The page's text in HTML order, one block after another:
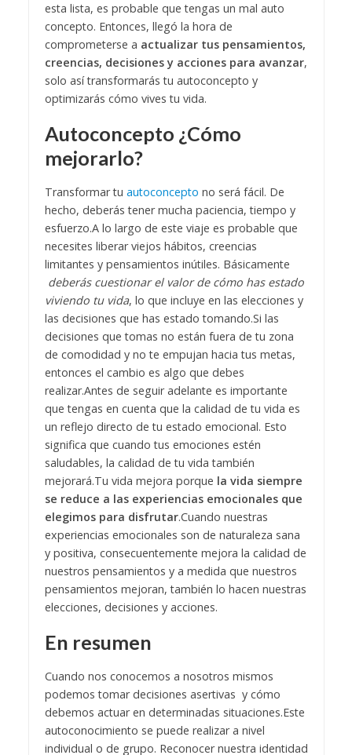
esta lista, es probable que tengas un mal auto
concepto. Entonces, llegó la hora de
comprometerse a actualizar tus pensamientos,
creencias, decisiones y acciones para avanzar,
solo así transformarás tu autoconcepto y
optimizarás cómo vives tu vida.
Autoconcepto ¿Cómo
mejorarlo?
Transformar tu autoconcepto no será fácil. De
hecho, deberás tener mucha paciencia, tiempo y
esfuerzo.A lo largo de este viaje es probable que
necesites liberar viejos hábitos, creencias
limitantes y pensamientos inútiles. Básicamente
deberás cuestionar el valor de cómo has estado
viviendo tu vida, lo que incluye en las elecciones y
las decisiones que has estado tomando.Si las
decisiones que tomas no están fuera de tu zona
de comodidad y no te empujan hacia tus metas,
entonces el cambio es algo que debes
realizar.Antes de seguir adelante es importante
que tengas en cuenta que la calidad de tu vida es
un reflejo directo de tu estado emocional. Esto
significa que cuando tus emociones estén
saludables, la calidad de tu vida también
mejorará.Tu vida mejora porque la vida siempre
se reduce a las experiencias emocionales que
elegimos para disfrutar.Cuando nuestras
experiencias emocionales son de naturaleza sana
y positiva, consecuentemente mejora la calidad de
nuestros pensamientos y a medida que nuestros
pensamientos mejoran, también lo hacen nuestras
elecciones, decisiones y acciones.
En resumen
Cuando nos conocemos a nosotros mismos
podemos tomar decisiones asertivas y cómo
debemos actuar en determinadas situaciones.Este
autoconocimiento se puede realizar a nivel
individual o de grupo. Reconocer nuestra identidad